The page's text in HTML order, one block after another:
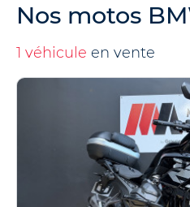
Nos motos
1 véhicule en vente